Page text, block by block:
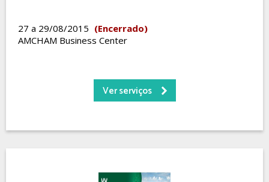
27 a 29/08/2015 (Encerrado)
AMCHAM Business Center
Ver serviços